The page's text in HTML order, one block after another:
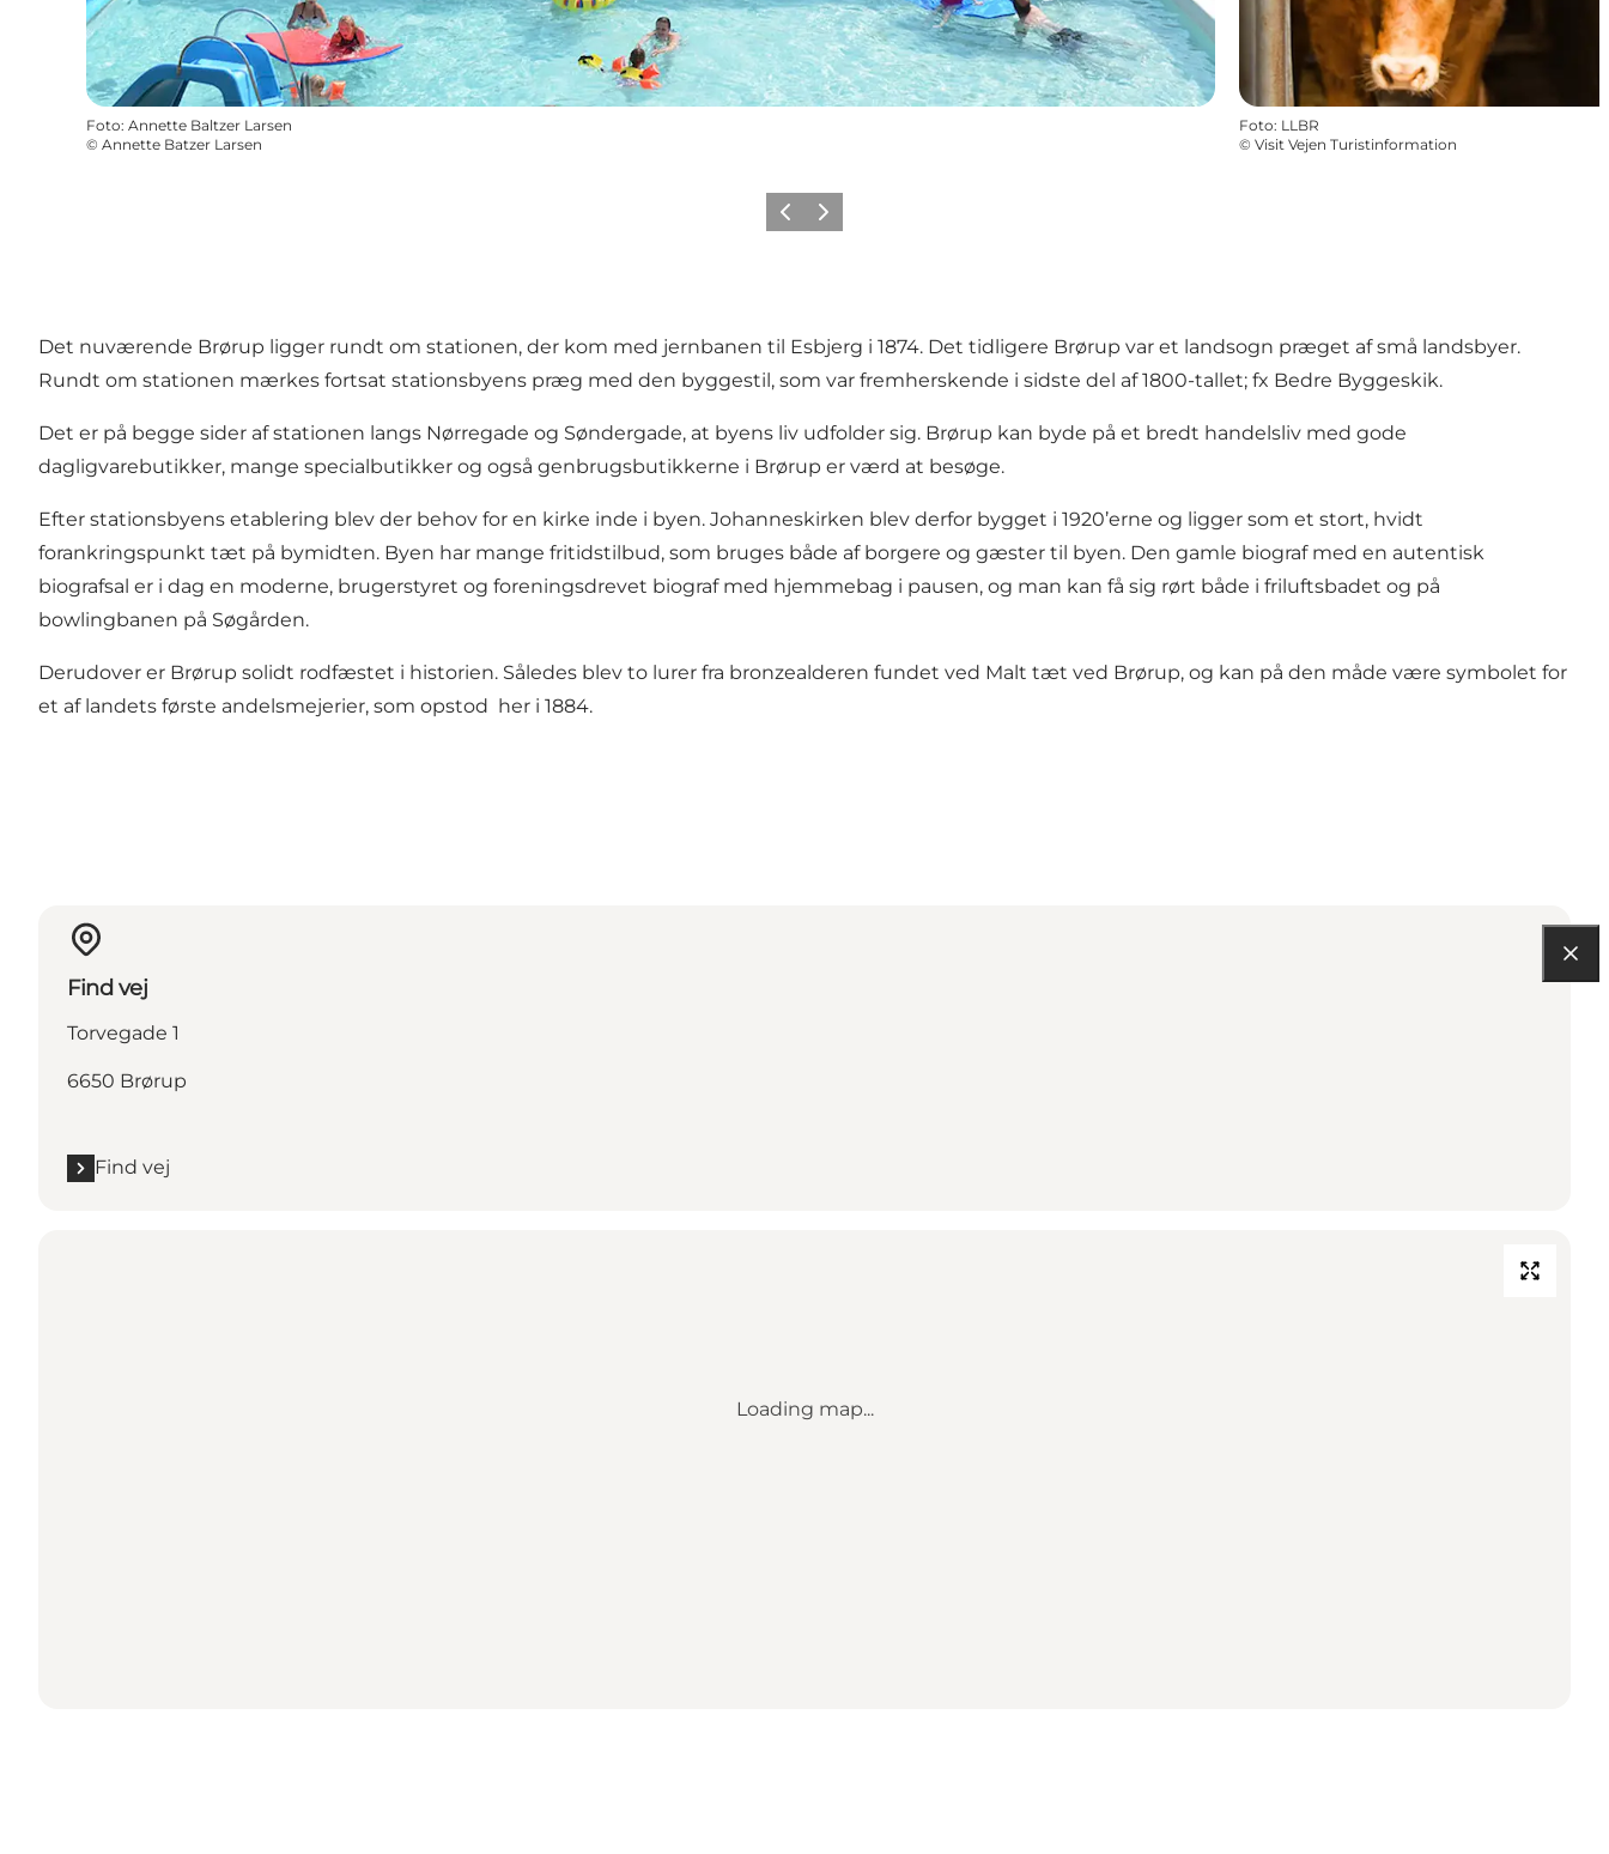
Foto: Annette Baltzer Larsen
© Annette Batzer Larsen
Foto: LLBR
© Visit Vejen Turistinformation
Forrige billede
Næste billede
Det nuværende Brørup ligger rundt om stationen, der kom med jernbanen til Esbjerg i 1874. Det tidligere Brørup var et landsogn præget af små landsbyer.
Rundt om stationen mærkes fortsat stationsbyens præg med den byggestil, som var fremherskende i sidste del af 1800-tallet; fx Bedre Byggeskik.
Det er på begge sider af stationen langs Nørregade og Søndergade, at byens liv udfolder sig. Brørup kan byde på et bredt handelsliv med gode
dagligvarebutikker, mange specialbutikker og også genbrugsbutikkerne i Brørup er værd at besøge.
Efter stationsbyens etablering blev der behov for en kirke inde i byen. Johanneskirken blev derfor bygget i 1920’erne og ligger som et stort, hvidt
forankringspunkt tæt på bymidten. Byen har mange fritidstilbud, som bruges både af borgere og gæster til byen. Den gamle biograf med en autentisk
biografsal er i dag en moderne, brugerstyret og foreningsdrevet biograf med hjemmebag i pausen, og man kan få sig rørt både i friluftsbadet og på
bowlingbanen på Søgården.
Derudover er Brørup solidt rodfæstet i historien. Således blev to lurer fra bronzealderen fundet ved Malt tæt ved Brørup, og kan på den måde være symbolet for
et af landets første andelsmejerier, som opstod her i 1884.
Find vej
Torvegade 1
6650 Brørup
Find vej
Loading map...